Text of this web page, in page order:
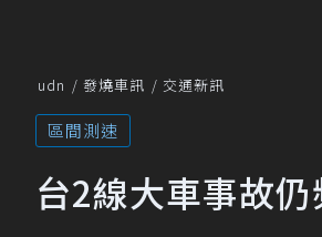
udn 發燒車訊 交通新訊
區間測速
台2線大車事故